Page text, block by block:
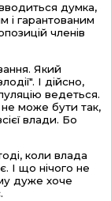
думка,
і гарантованим
членів
Який
І дійсно,
ведеться.
може бути так,
влади. Бо
коли влада
І що нічого не
дуже хоче